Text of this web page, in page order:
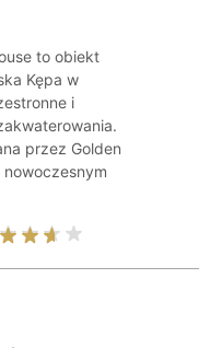
to obiekt
Kępa w
i
przez Golden